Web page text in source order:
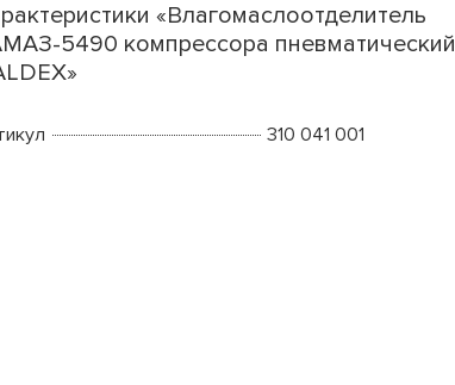
«Влагомаслоотделитель
5490 компрессора пневматический
310 041 001